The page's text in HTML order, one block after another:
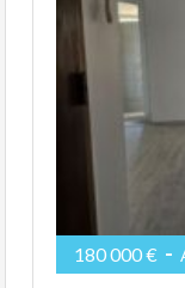
180 000 € -